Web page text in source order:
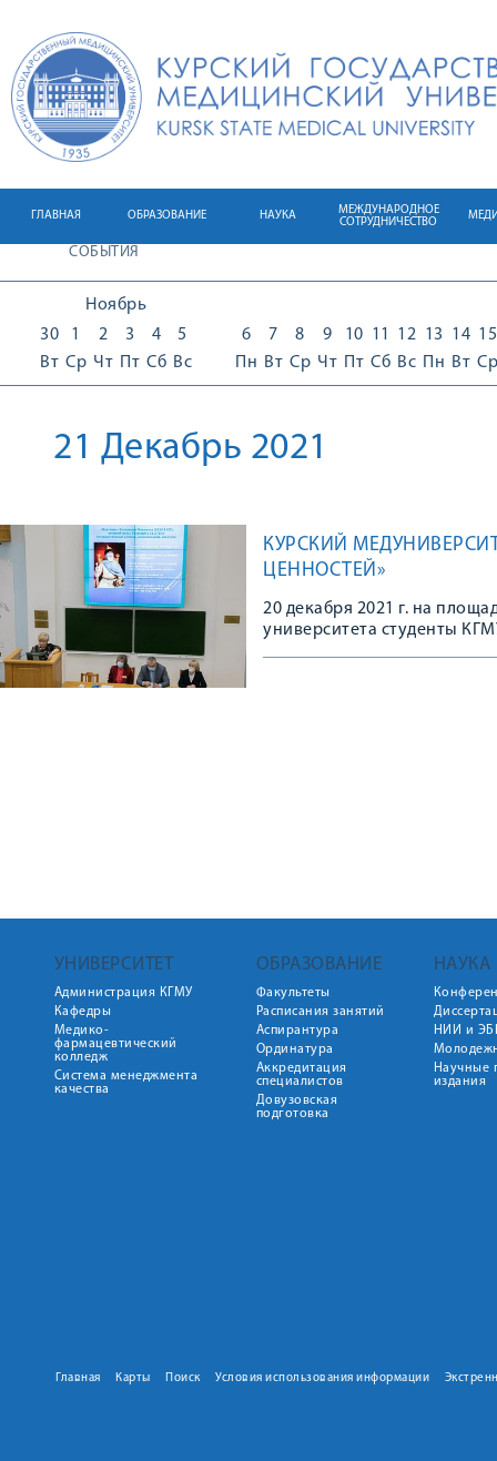
ГЛАВНАЯ ОБРАЗОВАНИЕ НАУКА
МЕЖДУНАРОДНОЕ
СОТРУДНИЧЕСТВО
СОБЫТИЯ
Ноябрь
30
Вт
1
Ср
2
Чт
3
Пт
4
Сб
5
Вс
6
Пн
7
Вт
8
Ср
9
Чт
10
Пт
11
Сб
12
Вс
13
Пн
14
Вт
15
Ср
21 Декабрь 2021
КУРСКИЙ
ЦЕННОСТЕЙ»
20 декабря 2021 г. на
университета студенты
УНИВЕРСИТЕТ
Администрация КГМУ
Кафедры
Медико-
фармацевтический
колледж
Система менеджмента
качества
ОБРАЗОВАНИЕ
Факультеты
Расписания занятий
Аспирантура
Ординатура
Аккредитация
специалистов
Довузовская
подготовка
НАУКА
НИИ и
Научные
издания
Главная Карты Поиск Условия использования информации